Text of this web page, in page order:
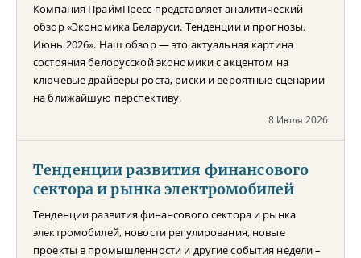
Компания ПраймПресс представляет аналитический
обзор «Экономика Беларуси. Тенденции и прогнозы.
Июнь 2026». Наш обзор — это актуальная картина
состояния белорусской экономики с акцентом на
ключевые драйверы роста, риски и вероятные сценарии
на ближайшую перспективу.
8 Июля 2026
Тенденции развития финансового
сектора и рынка электромобилей
Тенденции развития финансового сектора и рынка
электромобилей, новости регулирования, новые
проекты в промышленности и другие события недели –